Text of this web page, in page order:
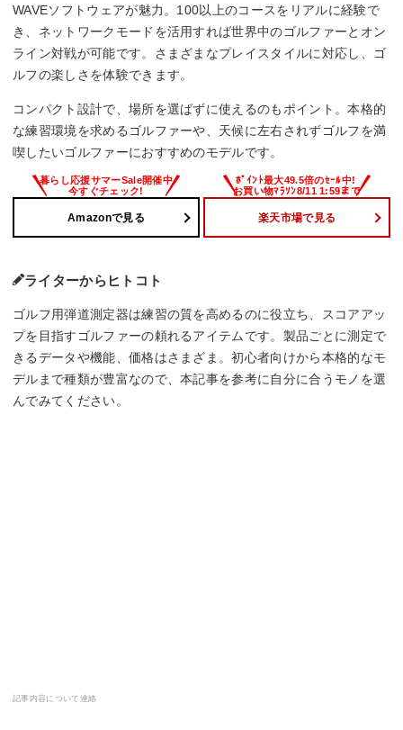
WAVEソフトウェアが魅力。100以上のコースをリアルに経験で
き、ネットワークモードを活用すれば世界中のゴルファーとオン
ライン対戦が可能です。さまざまなプレイスタイルに対応し、ゴ
ルフの楽しさを体験できます。
コンパクト設計で、場所を選ばずに使えるのもポイント。本格的
な練習環境を求めるゴルファーや、天候に左右されずゴルフを満
喫したいゴルファーにおすすめのモデルです。
Amazonで見る 楽天市場で見る
ライターからヒトコト
ゴルフ用弾道測定器は練習の質を高めるのに役立ち、スコアアッ
プを目指すゴルファーの頼れるアイテムです。製品ごとに測定で
きるデータや機能、価格はさまざま。初心者向けから本格的なモ
デルまで種類が豊富なので、本記事を参考に自分に合うモノを選
んでみてください。
記事内容について連絡